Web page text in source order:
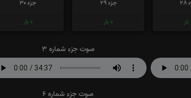
بار
جزء 29
0 بار
جزء 30
0 بار
صوت جزء شماره 3
صوت جزء شماره 6